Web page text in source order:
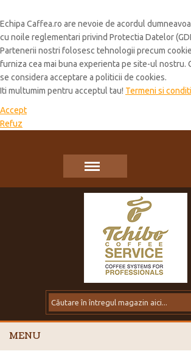
Echipa Caffea.ro are nevoie de acordul
cu noile reglementari privind Protectia Datelor
Partenerii nostri folosesc tehnologii precum
furniza cea mai buna experienta pe site-ul nostru.
se considera acceptare a politicii de cookies.
Iti multumim pentru acceptul tau! Termeni si
Accept
Refuz
MENU